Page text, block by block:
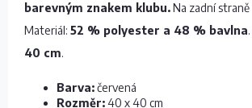
barevným znakem klubu.Na zadní
Materiál: 52 % polyester a 48 % bavlna.
40 cm.
Barva:červená
Rozměr:40 x 40 cm